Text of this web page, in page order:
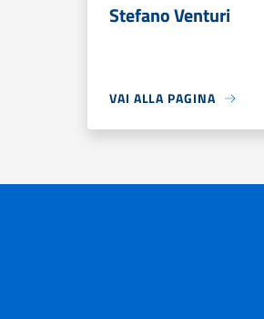
Stefano Venturi
VAI ALLA PAGINA